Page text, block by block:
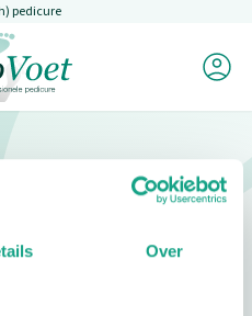
Over
pedicure
de homepagina
Mijn
gevonden